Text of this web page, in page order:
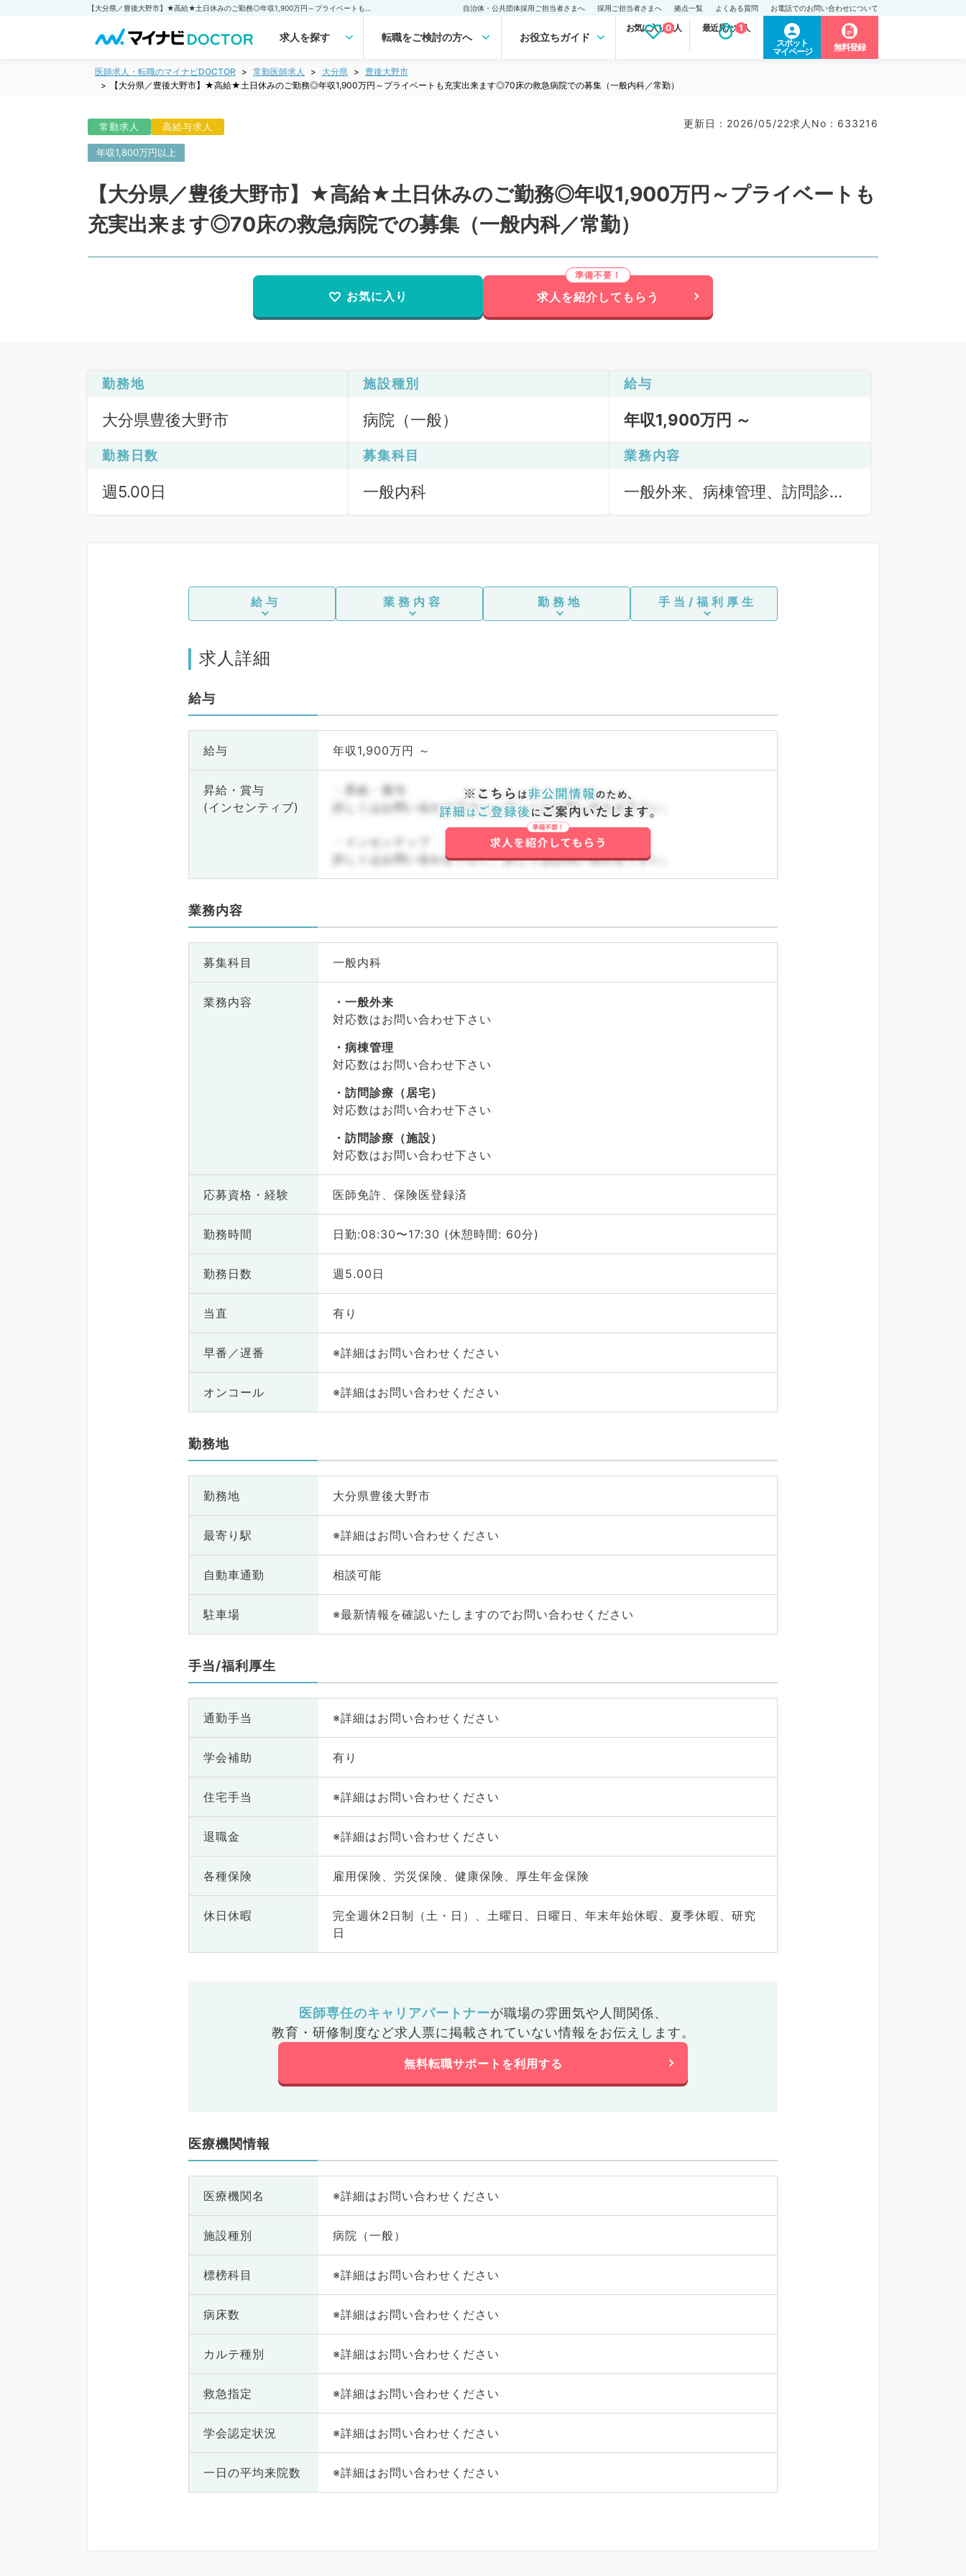
自治体・公共団体採用ご担当者さまへ 採用ご担当者さまへ 拠点一覧 よくある質問 お電話でのお問い合わせについて
求人を探す 転職をご検討の方へ お役立ちガイド
お気に入り求人
0 最近見た求人
1
スポット
マイページ
無料登録
医師求人・転職のマイナビDOCTOR 常勤医師求人 大分県
豊後大野市
【大分県／豊後大野市】★高給★土日休みのご勤務◎年収1,900万円～プライベートも充実出来ます◎70床の救急病院での募集（一般内科／常勤）
常勤求人 高給与求人 更新日 : 2026/05/22求人No : 633216
年収1,800万円以上
【大分県／豊後大野市】★高給★土日休みのご勤務◎年収1,900万円～プライベートも
充実出来ます◎70床の救急病院での募集（一般内科／常勤）
お気に入り 求人を紹介してもらう
勤務地
大分県豊後大野市
施設種別
病院（一般）
給与
年収1,900万円 ～
勤務日数
週5.00日
募集科目
一般内科
業務内容
一般外来、病棟管理、訪問診療
給与 業務内容 勤務地 手当/福利厚生
求人詳細
給与
給与 年収1,900万円 ～
昇給・賞与
(インセンティブ)
・昇給・賞与
詳しくはお問い合わせ下さい。詳しくはお問い合わせ下さい。
・インセンティブ
詳しくはお問い合わせ下さい。詳しくはお問い合わせ下さい。
業務内容
募集科目 一般内科
業務内容
一般外来
対応数はお問い合わせ下さい
病棟管理
対応数はお問い合わせ下さい
訪問診療（居宅）
対応数はお問い合わせ下さい
訪問診療（施設）
対応数はお問い合わせ下さい
応募資格・ 経験 医師免許、保険医登録済
勤務時間 日勤:08:30〜17:30 (休憩時間: 60分)
勤務日数 週5.00日
当直 有り
早番／遅番 ※詳細はお問い合わせください
オンコール ※詳細はお問い合わせください
勤務地
勤務地 大分県豊後大野市
最寄り駅 ※詳細はお問い合わせください
自動車通勤 相談可能
駐車場 ※最新情報を確認いたしますのでお問い合わせください
手当/福利厚生
通勤手当 ※詳細はお問い合わせください
学会補助 有り
住宅手当 ※詳細はお問い合わせください
退職金 ※詳細はお問い合わせください
各種保険 雇用保険、労災保険、健康保険、厚生年金保険
休日休暇
完全週休2日制（土・日）、土曜日、日曜日、年末年始休暇、夏季休暇、研究
日
医師専任のキャリアパートナーが職場の雰囲気や人間関係、
教育・研修制度など求人票に掲載されていない情報をお伝えします。
無料転職サポートを利用する
医療機関情報
医療機関名 ※詳細はお問い合わせください
施設種別 病院（一般）
標榜科目 ※詳細はお問い合わせください
病床数 ※詳細はお問い合わせください
カルテ種別 ※詳細はお問い合わせください
救急指定 ※詳細はお問い合わせください
学会認定状況 ※詳細はお問い合わせください
一日の平均来院数 ※詳細はお問い合わせください